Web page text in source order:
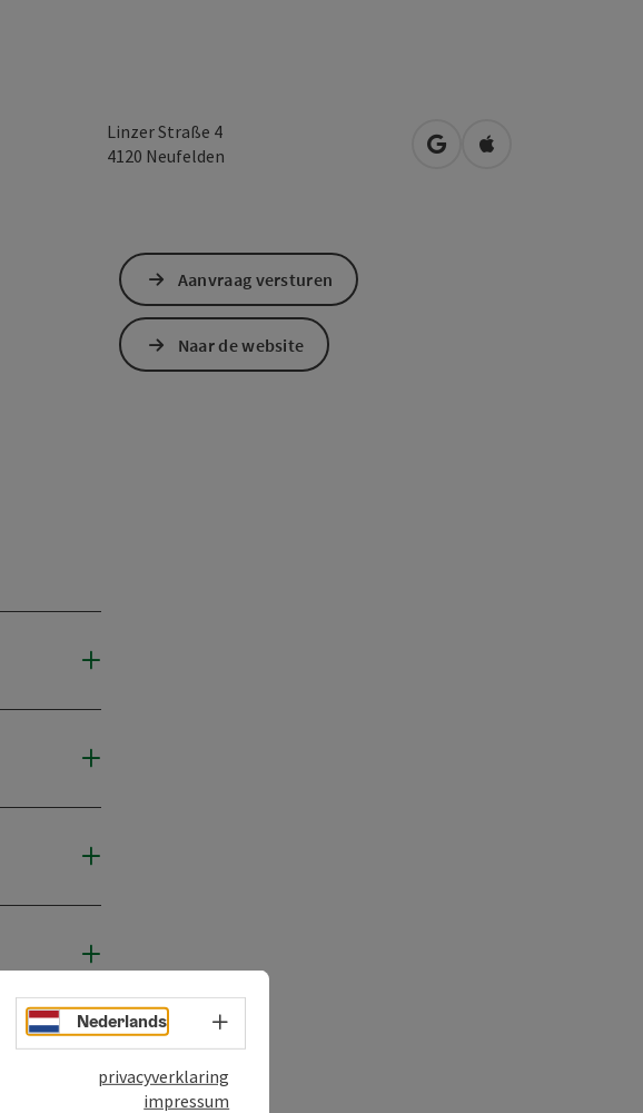
Linzer Straße 4
4120 Neufelden Openen in Google Maps
Openen in Apple
Aanvraag versturen
Naar de website
Nederlands Taalkeuze - menu openen
privacyverklaring
impressum